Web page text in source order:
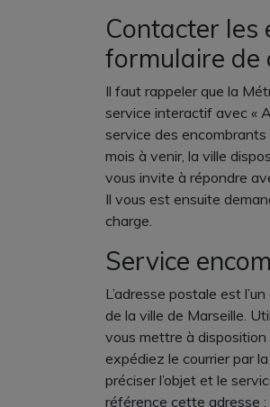
Contacter les
formulaire de
Il faut rappeler que la
service interactif avec «
service des
mois à venir, la ville
vous invite à répondre
Il vous est ensuite
charge.
Service
L’adresse postale est
de la ville de Marseille.
vous mettre à disposition
expédiez le courrier par
préciser l’objet et le
référence cette adresse :